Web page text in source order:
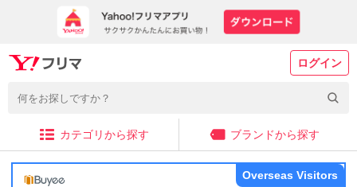
ログイン
カテゴリから探す ブランドから探す
Overseas Visitors